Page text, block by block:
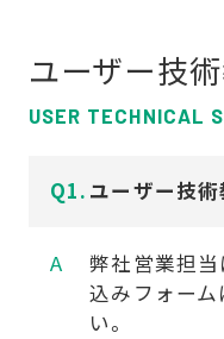
ユーザー技
USER TECHNICAL
ユーザー技術
弊社営業担当
込みフォー
い。